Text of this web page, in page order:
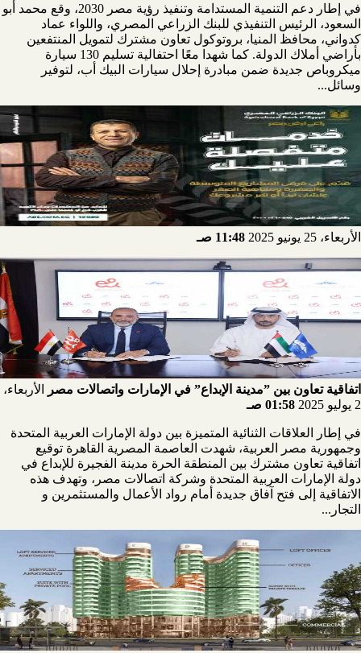
في إطار دعم التنمية المستدامة وتنفيذ رؤية مصر 2030، وقع محمد أبو
السعود، الرئيس التنفيذي للبنك الزراعي المصري، واللواء عماد
كدواني، محافظ المنيا، بروتوكول تعاون مشترك لتمويل المنتفعين
بأراضي أملاك الدولة. كما شهدا معًا احتفالية تسليم 130 سيارة
ميكروباص جديدة ضمن مبادرة إحلال سيارات البيك أب، لتوفير
وسائل...
الأربعاء، 25 يونيو 2025 11:48 صـ
اتفاقية تعاون بين ”مدينة الإبداع” في الإمارات واتصالات مصر
الأربعاء،
2 يوليو 2025
01:58 صـ
في إطار العلاقات الثنائية المتميزة بين دولة الإمارات العربية المتحدة
وجمهورية مصر العربية، شهدت العاصمة المصرية القاهرة توقيع
اتفاقية تعاون مشترك بين المنطقة الحرة مدينة الفجيرة للإبداع في
دولة الإمارات العربية المتحدة وشركة اتصالات مصر، وتهدف هذه
الاتفاقية إلى فتح آفاق جديدة أمام رواد الأعمال والمستثمرين و
التجار...